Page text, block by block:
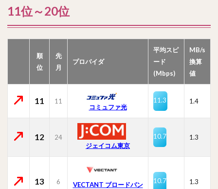
11位～20位
順
位
先
月
プロバイダ
平均スピ
ード
(Mbps)
MB/s
換算
値
11 11
コミュファ光
11.3 1.4
12
24
ジェイコム東京
10.7 1.3
13 6
VECTANT ブロードバン
10.7 1.3